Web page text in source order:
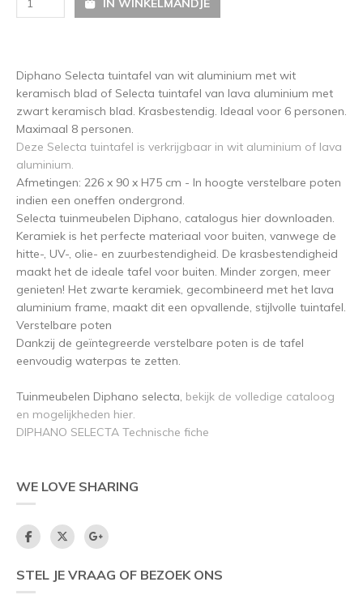
Diphano Selecta tuintafel van wit aluminium met wit
keramisch blad of Selecta tuintafel van lava aluminium met
zwart keramisch blad. Krasbestendig. Ideaal voor 6 personen.
Maximaal 8 personen.
Deze Selecta tuintafel is verkrijgbaar in wit aluminium of lava
aluminium.
Afmetingen: 226 x 90 x H75 cm - In hoogte verstelbare poten
indien een oneffen ondergrond.
Selecta tuinmeubelen Diphano, catalogus hier downloaden.
Keramiek is het perfecte materiaal voor buiten, vanwege de
hitte-, UV-, olie- en zuurbestendigheid. De krasbestendigheid
maakt het de ideale tafel voor buiten. Minder zorgen, meer
genieten! Het zwarte keramiek, gecombineerd met het lava
aluminium frame, maakt dit een opvallende, stijlvolle tuintafel.
Verstelbare poten
Dankzij de geïntegreerde verstelbare poten is de tafel
eenvoudig waterpas te zetten.
Tuinmeubelen Diphano selecta, bekijk de volledige cataloog
en mogelijkheden hier.
DIPHANO SELECTA Technische fiche
WE LOVE SHARING
STEL JE VRAAG OF BEZOEK ONS